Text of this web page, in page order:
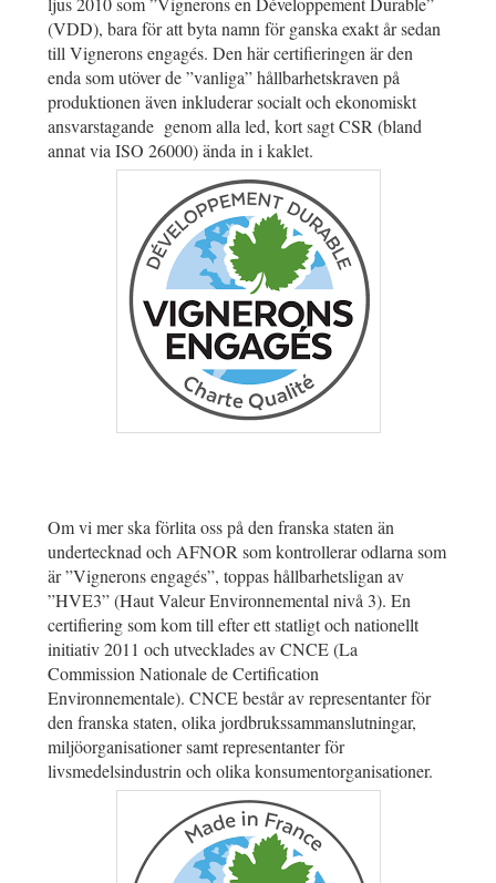
(VDD), bara för att byta namn för ganska exakt år sedan
till Vignerons engagés. Den här certifieringen är den
enda som utöver de ”vanliga” hållbarhetskraven på
produktionen även inkluderar socialt och ekonomiskt
ansvarstagande genom alla led, kort sagt CSR (bland
annat via ISO 26000) ända in i kaklet.
Om vi mer ska förlita oss på den franska staten än
undertecknad och AFNOR som kontrollerar odlarna som
är ”Vignerons engagés”, toppas hållbarhetsligan av
”HVE3” (Haut Valeur Environnemental nivå 3). En
certifiering som kom till efter ett statligt och nationellt
initiativ 2011 och utvecklades av CNCE (La
Commission Nationale de Certification
Environnementale). CNCE består av representanter för
den franska staten, olika jordbrukssammanslutningar,
miljöorganisationer samt representanter för
livsmedelsindustrin och olika konsumentorganisationer.